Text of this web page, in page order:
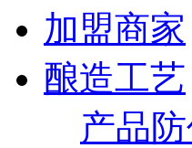
加盟商家
酿造工艺
产品